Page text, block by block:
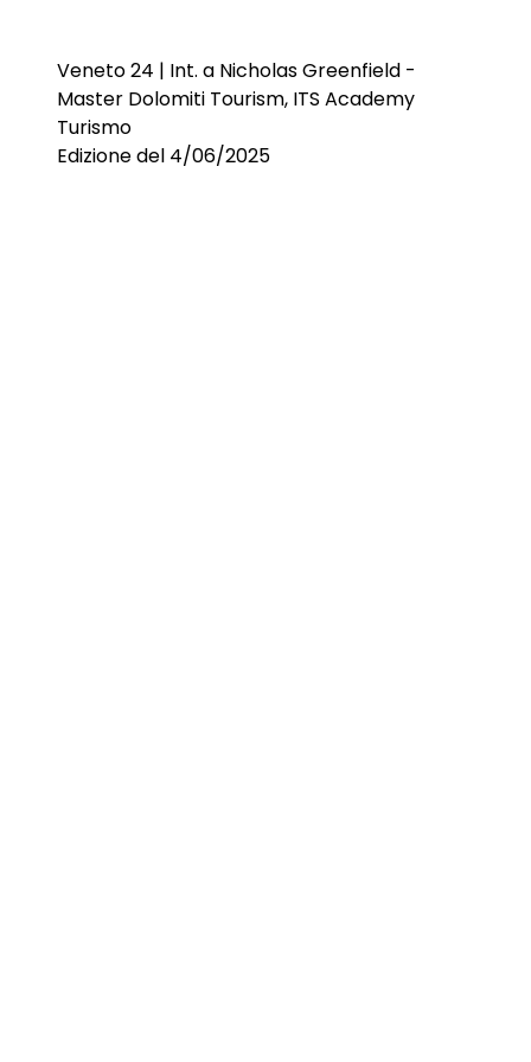
Veneto 24 | Int. a Nicholas Greenfield -
Master Dolomiti Tourism, ITS Academy
Turismo
Edizione del 4/06/2025